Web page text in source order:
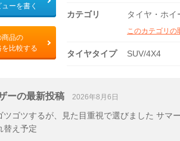
ューを書く
商品の
を比較する
カテゴリ タイヤ・ホイ
このカテゴリの
タイヤタイプ SUV/4X4
ーの最新投稿 2026年8月6日
ツゴツするが、見た目重視で選びました サマ
替え予定